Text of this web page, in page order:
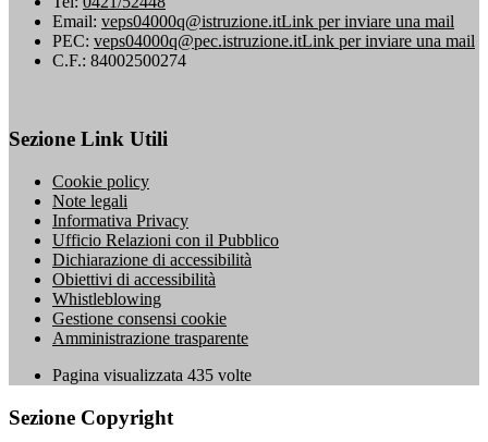
Email: veps04000q@istruzione.itLink per inviare una mail
PEC: veps04000q@pec.istruzione.itLink per inviare una mail
C.F.: 84002500274
Sezione Link Utili
Cookie policy
Note legali
Informativa Privacy
Ufficio Relazioni con il Pubblico
Dichiarazione di accessibilità
Obiettivi di accessibilità
Whistleblowing
Gestione consensi cookie
Amministrazione trasparente
Pagina visualizzata 435 volte
Sezione Copyright